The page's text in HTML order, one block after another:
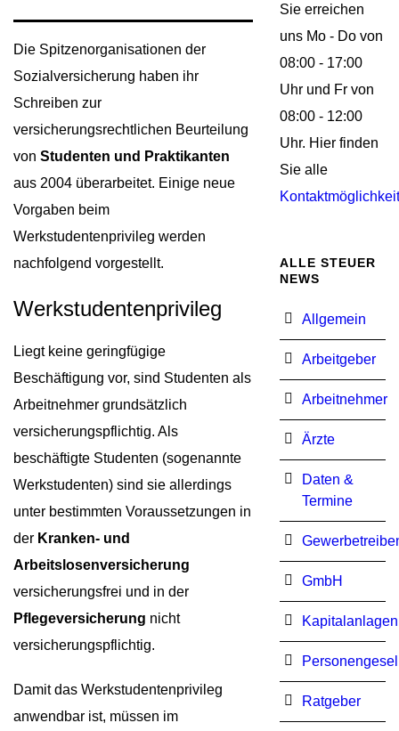
Die Spitzenorganisationen der
Sozialversicherung haben ihr
Schreiben zur
versicherungsrechtlichen Beurteilung
von Studenten und Praktikanten
aus 2004 überarbeitet. Einige neue
Vorgaben beim
Werkstudentenprivileg werden
nachfolgend vorgestellt.
Werkstudentenprivileg
Liegt keine geringfügige
Beschäftigung vor, sind Studenten als
Arbeitnehmer grundsätzlich
versicherungspflichtig. Als
beschäftigte Studenten (sogenannte
Werkstudenten) sind sie allerdings
unter bestimmten Voraussetzungen in
der Kranken- und
Arbeitslosenversicherung
versicherungsfrei und in der
Pflegeversicherung nicht
versicherungspflichtig.
Damit das Werkstudentenprivileg
anwendbar ist, müssen im
Sie erreichen
uns Mo - Do von
08:00 - 17:00
Uhr und Fr von
08:00 - 12:00
Uhr. Hier finden
Sie alle
ALLE STEUER
NEWS
Allgemein
Arbeitgeber
Arbeitnehmer
Ärzte
Daten &
Termine
GmbH
Kapitalanlagen
Ratgeber